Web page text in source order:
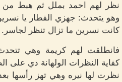
نظر لهم احمد بملل ثم هبط من
وهو يتحدث: جهزي الفطار يا
كانت نسرين ما تزال تنظر لجاسر.
فانطلقت لهم كريمة وهي
كفاية النظرات الولهانة دي على
نظرت لها نيره وهي تهز رأسها